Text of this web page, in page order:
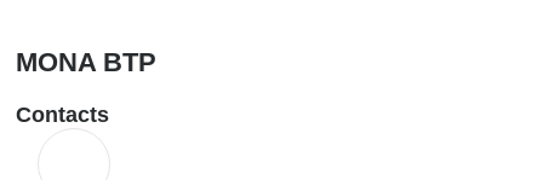
MONA BTP
Contacts